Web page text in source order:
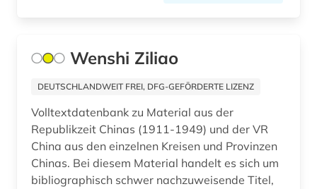
arbeitsrecht (1)
arbeitsschutz (6)
arbeitssicherheit (3)
arbeitstherapie (1)
Roemisches Reich (2)
Saarland (2)
Sachsen (5)
Sachsen-Anhalt (2)
Wenshi Ziliao
DEUTSCHLANDWEIT FREI, DFG-GEFÖRDERTE LIZENZ
Volltextdatenbank zu Material aus der
Republikzeit Chinas (1911-1949) und der VR
China aus den einzelnen Kreisen und Provinzen
Chinas. Bei diesem Material handelt es sich um
bibliographisch schwer nachzuweisende Titel,